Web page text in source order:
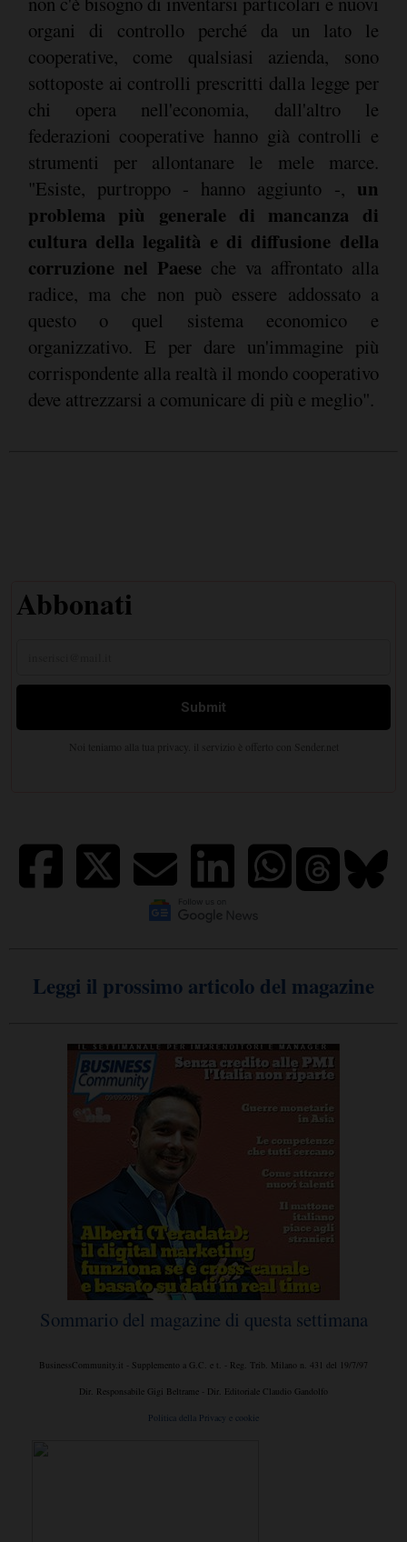
organi di controllo perché da un lato le
cooperative, come qualsiasi azienda, sono
sottoposte ai controlli prescritti dalla legge per
chi opera nell'economia, dall'altro le
federazioni cooperative hanno già controlli e
strumenti per allontanare le mele marce.
"Esiste, purtroppo - hanno aggiunto -, un
problema più generale di mancanza di
cultura della legalità e di diffusione della
corruzione nel Paese che va affrontato alla
radice, ma che non può essere addossato a
questo o quel sistema economico e
organizzativo. E per dare un'immagine più
corrispondente alla realtà il mondo cooperativo
deve attrezzarsi a comunicare di più e meglio".
Leggi il prossimo articolo del magazine
Sommario del magazine di questa settimana
BusinessCommunity.it - Supplemento a G.C. e t. - Reg. Trib. Milano n. 431 del 19/7/97
Dir. Responsabile Gigi Beltrame - Dir. Editoriale Claudio Gandolfo
Politica della Privacy e cookie